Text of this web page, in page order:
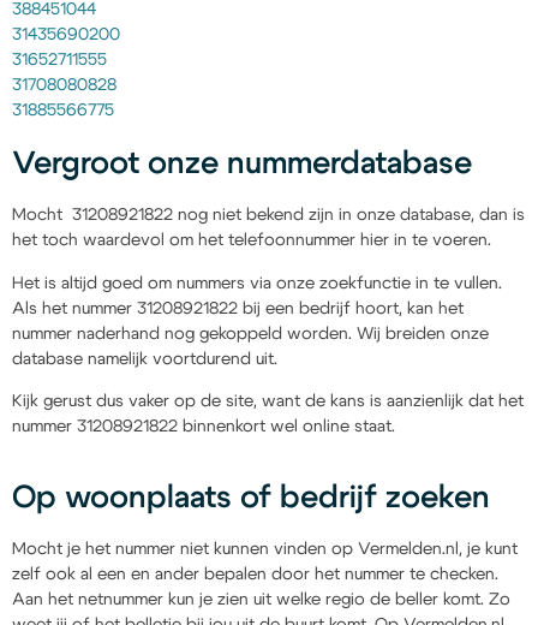
388451044
31435690200
31652711555
31708080828
31885566775
Vergroot onze nummerdatabase
Mocht 31208921822 nog niet bekend zijn in onze database, dan is
het toch waardevol om het telefoonnummer hier in te voeren.
Het is altijd goed om nummers via onze zoekfunctie in te vullen.
Als het nummer 31208921822 bij een bedrijf hoort, kan het
nummer naderhand nog gekoppeld worden. Wij breiden onze
database namelijk voortdurend uit.
Kijk gerust dus vaker op de site, want de kans is aanzienlijk dat het
nummer 31208921822 binnenkort wel online staat.
Op woonplaats of bedrijf zoeken
Mocht je het nummer niet kunnen vinden op Vermelden.nl, je kunt
zelf ook al een en ander bepalen door het nummer te checken.
Aan het netnummer kun je zien uit welke regio de beller komt. Zo